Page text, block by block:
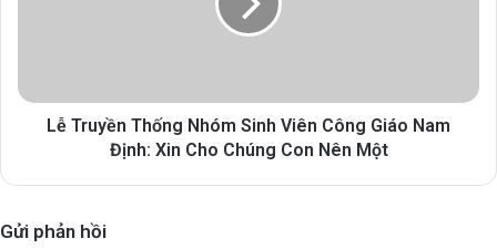
Lễ Truyền Thống Nhóm Sinh Viên Công Giáo Nam
Định: Xin Cho Chúng Con Nên Một
Gửi phản hồi